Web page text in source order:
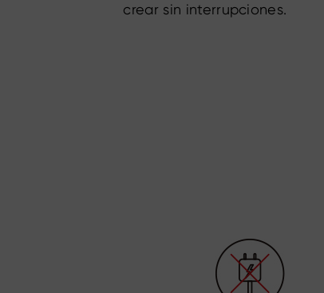
crear sin interrupciones.